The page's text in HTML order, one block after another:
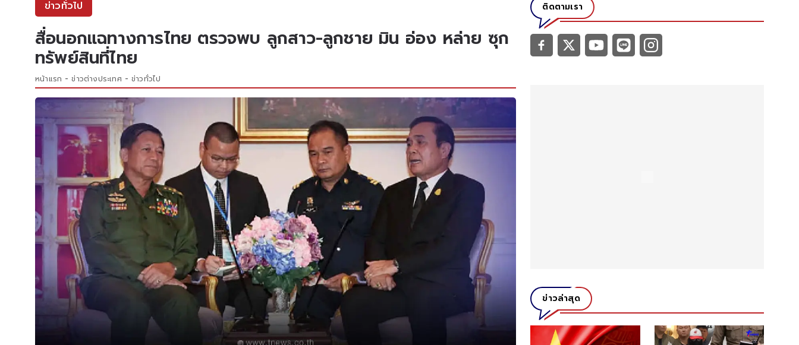
ข่าวทั่วไป
สื่อนอกแฉทางการไทย ตรวจพบ ลูกสาว-ลูกชาย มิน อ่อง หล่าย ซุก
ทรัพย์สินที่ไทย
หน้าแรก ข่าวต่างประเทศ ข่าวทั่วไป
ติดตามเรา
ข่าวล่าสุด